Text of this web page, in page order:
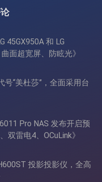
45GX950A 和 LG
面超宽屏、防眩光》
号“美杜莎”，全面采用台
Pro NAS 发布开启预
双雷电4、OCuLink》
投影投影仪，全高